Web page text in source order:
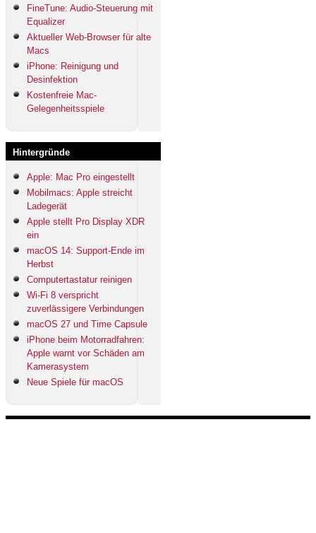
FineTune: Audio-Steuerung mit
Equalizer
Aktueller Web-Browser für alte
Macs
iPhone: Reinigung und
Desinfektion
Kostenfreie Mac-
Gelegenheitsspiele
Hintergründe
Apple: Mac Pro eingestellt
Mobilmacs: Apple streicht
Ladegerät
Apple stellt Pro Display XDR
ein
macOS 14: Support-Ende im
Herbst
Computertastatur reinigen
Wi-Fi 8 verspricht
zuverlässigere Verbindungen
macOS 27 und Time Capsule
iPhone beim Motorradfahren:
Apple warnt vor Schäden am
Kamerasystem
Neue Spiele für macOS